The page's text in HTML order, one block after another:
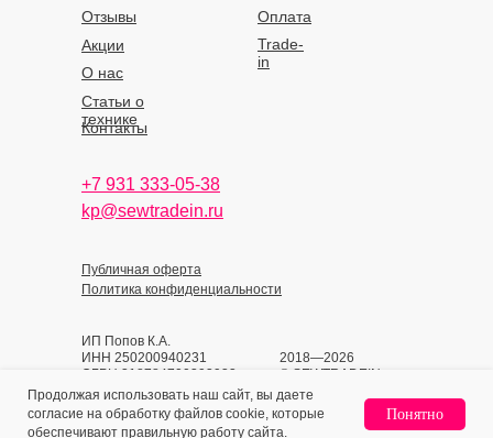
Home Catalog Sign In Favorites Cart
Продолжая использовать наш сайт, вы даете
согласие на обработку файлов cookie, которые
обеспечивают правильную работу сайта.
Понятно
О нас
Статьи о
технике
Оплата
Отзывы
Акции
Контакты
Trade-
in
+7 931 333-05-38
kp@sewtradein.ru
ИП Попов К.А.
ИНН 250200940231
ОГРН 318784700393933
Политика конфиденциальности
Публичная оферта
2018—2026
© SEWTRADEIN